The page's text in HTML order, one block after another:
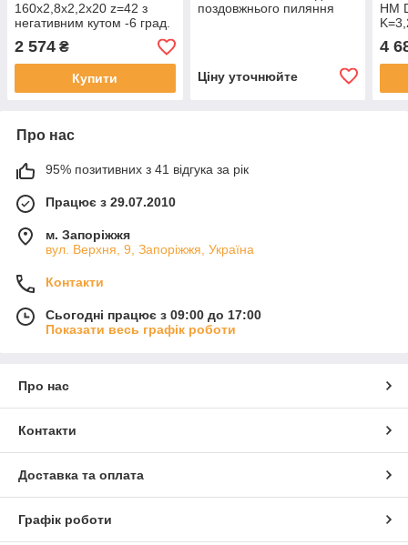
160х2,8х2,2х20 z=42 з
негативним кутом -6 град.
алюмінію і ПВХ
2 574 ₴
Купити
поздовжнього пиляння
Ціну уточнюйте
HM
4
Про нас
95% позитивних з 41 відгука за рік
Працює з 29.07.2010
м. Запоріжжя
вул. Верхня, 9, Запоріжжя, Україна
Контакти
Сьогодні працює з 09:00 до 17:00
Показати весь графік роботи
Про нас
Контакти
Доставка та оплата
Графік роботи